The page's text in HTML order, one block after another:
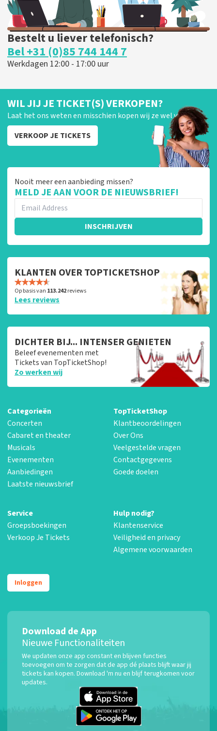
Bestelt u liever telefonisch?
Bel +31 (0)85 744 144 7
Werkdagen 12:00 - 17:00 uur
WIL JIJ JE TICKET(S) VERKOPEN?
Laat het ons weten en misschien kopen wij ze wel van je!
VERKOOP JE TICKETS
Nooit meer een aanbieding missen?
MELD JE AAN VOOR DE NIEUWSBRIEF!
INSCHRIJVEN
KLANTEN OVER TOPTICKETSHOP
Op basis van 113.242reviews
Lees reviews
DICHTER BIJ... INTENSER GENIETEN
Beleef evenementen met
Tickets van TopTicketShop!
Zo werken wij
Categorieën
Concerten
Cabaret en theater
Musicals
Evenementen
Aanbiedingen
Laatste nieuwsbrief
TopTicketShop
Klantbeoordelingen
Over Ons
Veelgestelde vragen
Contactgegevens
Goede doelen
Service
Groepsboekingen
Verkoop Je Tickets
Hulp nodig?
Klantenservice
Veiligheid en privacy
Algemene voorwaarden
Inloggen
Download de App
Nieuwe Functionaliteiten
We updaten onze app constant en blijven functies
toevoegen om te zorgen dat de app dé plaats blijft waar jij
tickets kan kopen. Download 'm nu en blijf terugkomen voor
updates.